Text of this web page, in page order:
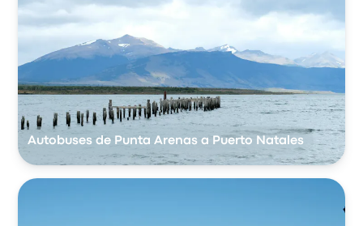
Autobuses de Punta Arenas a Puerto Natales